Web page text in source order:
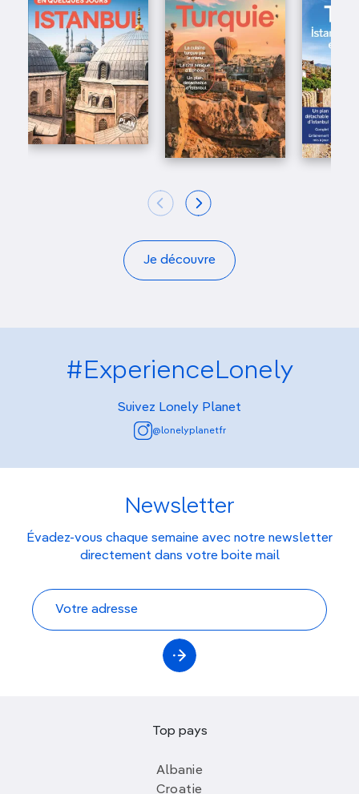
Je découvre
#ExperienceLonely
Suivez Lonely Planet
@lonelyplanetfr
Newsletter
Évadez-vous chaque semaine avec notre newsletter
directement dans votre boite mail
Top pays
Albanie
Croatie